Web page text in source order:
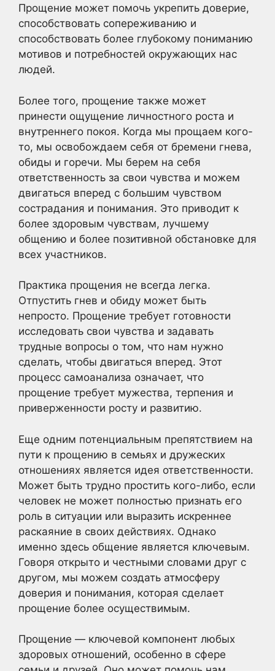
Прощение может помочь укрепить доверие,
способствовать сопереживанию и
способствовать более глубокому пониманию
мотивов и потребностей окружающих нас
людей.
Более того, прощение также может
принести ощущение личностного роста и
внутреннего покоя. Когда мы прощаем кого-
то, мы освобождаем себя от бремени гнева,
обиды и горечи. Мы берем на себя
ответственность за свои чувства и можем
двигаться вперед с большим чувством
сострадания и понимания. Это приводит к
более здоровым чувствам, лучшему
общению и более позитивной обстановке для
всех участников.
Практика прощения не всегда легка.
Отпустить гнев и обиду может быть
непросто. Прощение требует готовности
исследовать свои чувства и задавать
трудные вопросы о том, что нам нужно
сделать, чтобы двигаться вперед. Этот
процесс самоанализа означает, что
прощение требует мужества, терпения и
приверженности росту и развитию.
Еще одним потенциальным препятствием на
пути к прощению в семьях и дружеских
отношениях является идея ответственности.
Может быть трудно простить кого-либо, если
человек не может полностью признать его
роль в ситуации или выразить искреннее
раскаяние в своих действиях. Однако
именно здесь общение является ключевым.
Говоря открыто и честными словами друг с
другом, мы можем создать атмосферу
доверия и понимания, которая сделает
прощение более осуществимым.
Прощение — ключевой компонент любых
здоровых отношений, особенно в сфере